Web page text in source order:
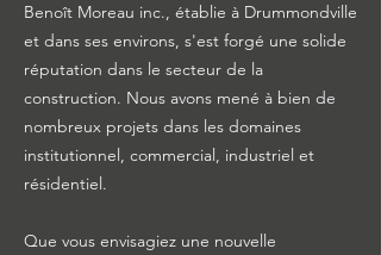
Benoît Moreau inc., établie à Drummondville
et dans ses environs, s'est forgé une solide
réputation dans le secteur de la
construction. Nous avons mené à bien de
nombreux projets dans les domaines
institutionnel, commercial, industriel et
résidentiel.
Que vous envisagiez une nouvelle